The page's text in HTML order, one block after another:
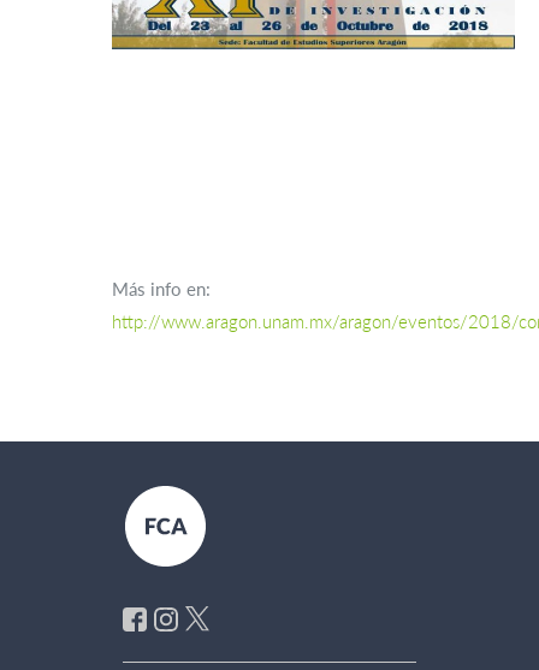
Más info en:
http://www.aragon.unam.mx/aragon/eventos/2018/